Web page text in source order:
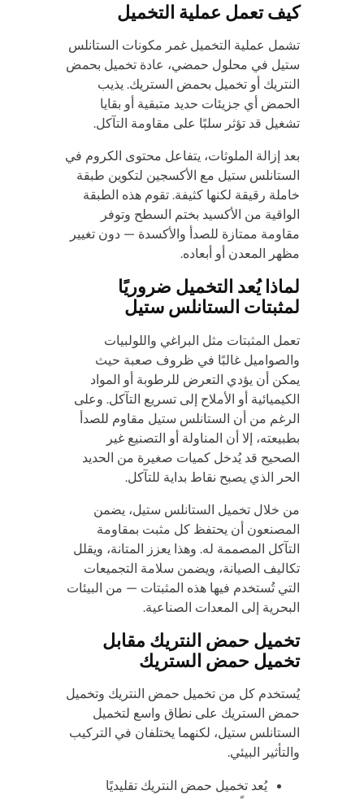
كيف تعمل عملية التخميل
تشمل عملية التخميل غمر مكونات الستانلس
ستيل في محلول حمضي، عادة تخميل بحمض
النتريك أو تخميل بحمض الستريك. يذيب
الحمض أي جزيئات حديد متبقية أو بقايا
تشغيل قد تؤثر سلبًا على مقاومة التآكل.
بعد إزالة الملوثات، يتفاعل محتوى الكروم في
الستانلس ستيل مع الأكسجين لتكوين طبقة
خاملة رقيقة لكنها كثيفة. تقوم هذه الطبقة
الواقية من الأكسيد بختم السطح وتوفر
مقاومة ممتازة للصدأ والأكسدة — دون تغيير
مظهر المعدن أو أبعاده.
لماذا يُعد التخميل ضروريًا
لمثبتات الستانلس ستيل
تعمل المثبتات مثل البراغي واللولبيات
والصواميل غالبًا في ظروف صعبة حيث
يمكن أن يؤدي التعرض للرطوبة أو المواد
الكيميائية أو الأملاح إلى تسريع التآكل. وعلى
الرغم من أن الستانلس ستيل مقاوم للصدأ
بطبيعته، إلا أن المناولة أو التصنيع غير
الصحيح قد يُدخل كميات صغيرة من الحديد
الحر الذي يصبح نقاط بداية للتآكل.
من خلال تخميل الستانلس ستيل، يضمن
المصنعون أن يحتفظ كل مثبت بمقاومة
التآكل المصممة له. وهذا يعزز المتانة، ويقلل
تكاليف الصيانة، ويضمن سلامة التجميعات
التي تُستخدم فيها هذه المثبتات — من البيئات
البحرية إلى المعدات الصناعية.
تخميل حمض النتريك مقابل
تخميل حمض الستريك
يُستخدم كل من تخميل حمض النتريك وتخميل
حمض الستريك على نطاق واسع لتخميل
الستانلس ستيل، لكنهما يختلفان في التركيب
والتأثير البيئي.
يُعد تخميل حمض النتريك تقليديًا